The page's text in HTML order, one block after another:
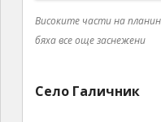
Високите части на
бяха все още заснежени
Село Галичник